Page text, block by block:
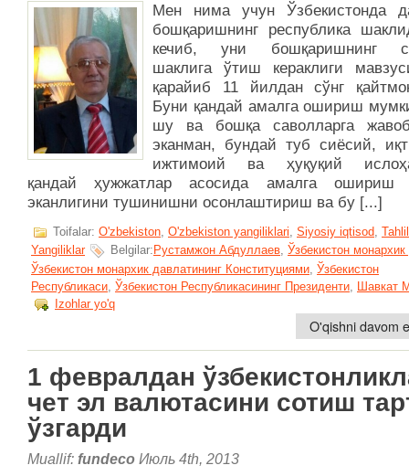
Мен нима учун Ўзбекистонда
бошқаришнинг республика
кечиб, уни бошқаришнинг
шаклига ўтиш кераклиги
қарайиб 11 йилдан сўнг
Буни қандай амалга ошириш
шу ва бошқа саволларга
эканман, бундай туб сиёсий,
ижтимоий ва ҳуқуқий
қандай ҳужжатлар асосида амалга ошириш
эканлигини тушинишни осонлаштириш ва бу [...]
Toifalar: O'zbekiston O'zbekiston yangiliklari Siyosiy iqtisod Tahlil
Yangiliklar
Belgilar: Рустамжон Абдуллаев, Ўзбекистон
Ўзбекистон монархик давлатининг Конституциями Ўзбекистон
Республикаси Ўзбекистон Республикасининг Президенти Шавкат
Izohlar yo'q
O'qishni davom
1 февралдан
чет эл валютасини сотиш
ўзгарди
Muallif: fundeco Июль 4th, 2013